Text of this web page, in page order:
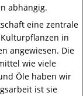
abhängig.
eine zentrale
in
angewiesen. Die
wie viele
Öle haben wir
ist sie